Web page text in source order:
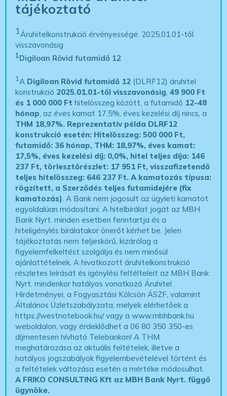
tájékoztató
1Áruhitelkonstrukció érvényessége: 2025.01.01-től
visszavonásig
1Digiloan Rövid futamidő 12
1A Digiloan Rövid futamidő 12 (DLRF12) áruhitel
konstrukció 2025.01.01-től visszavonásig,49 900 Ft
és 1 000 000 Ft hitelösszeg között, a futamidő 12-48
hónap, az éves kamat 17,5%, éves kezelési díj nincs, a
THM 18,97%. Reprezentatív példa DLRF12
konstrukció esetén: Hitelösszeg: 500 000 Ft,
futamidő: 36 hónap, THM: 18,97%, éves kamat:
17,5%, éves kezelési díj: 0,0%, hitel teljes díja: 146
237 Ft, törlesztőrészlet: 17 951 Ft, visszafizetendő
teljes hitelösszeg: 646 237 Ft.A kamatozás típusa:
rögzített, a Szerződés teljes futamidejére (fix
kamatozás). A Bank nem jogosult az ügyleti kamatot
egyoldalúan módosítani. A hitelbírálat jogát az MBH
Bank Nyrt. minden esetben fenntartja és a
hiteligénylés bírálatakor önerőt kérhet be. Jelen
tájékoztatás nem teljeskörű, kizárólag a
figyelemfelkeltést szolgálja és nem minősül
ajánlattételnek. A hivatkozott áruhitelkonstrukció
részletes leírását és igénylési feltélteleit az MBH Bank
Nyrt. mindenkor hatályos vonatkozó Áruhitel
Hirdetményei, a Fogyasztási Kölcsön ÁSZF, valamint
Általános Üzletszabályzata, melyek elérhetőek a
https://westnotebook.hu/vagy a www.mbhbank.hu
weboldalon, vagy érdeklődhet a 06 80 350 350-es
díjmentesen hívható Telebankon! A THM
meghatározása az aktuális feltételek, illetve a
hatályos jogszabályok figyelembevételével történt és
a feltételek változása esetén a mértéke módosulhat.
A FRIKO CONSULTING Kft az MBH Bank Nyrt. függő
ügynöke.